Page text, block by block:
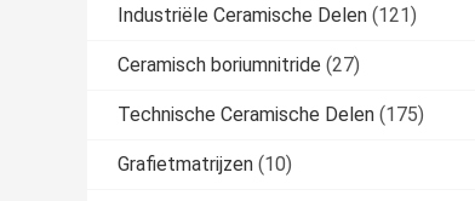
Industriële Ceramische Delen (121)
Ceramisch boriumnitride (27)
Technische Ceramische Delen (175)
Grafietmatrijzen (10)